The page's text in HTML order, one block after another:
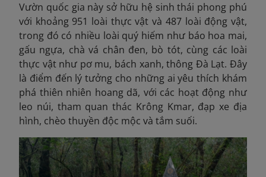
Vườn quốc gia này sở hữu hệ sinh thái phong phú
với khoảng 951 loài thực vật và 487 loài động vật,
trong đó có nhiều loài quý hiếm như báo hoa mai,
gấu ngựa, chà vá chân đen, bò tót, cùng các loài
thực vật như pơ mu, bách xanh, thông Đà Lạt. Đây
là điểm đến lý tưởng cho những ai yêu thích khám
phá thiên nhiên hoang dã, với các hoạt động như
leo núi, tham quan thác Krông Kmar, đạp xe địa
hình, chèo thuyền độc mộc và tắm suối.